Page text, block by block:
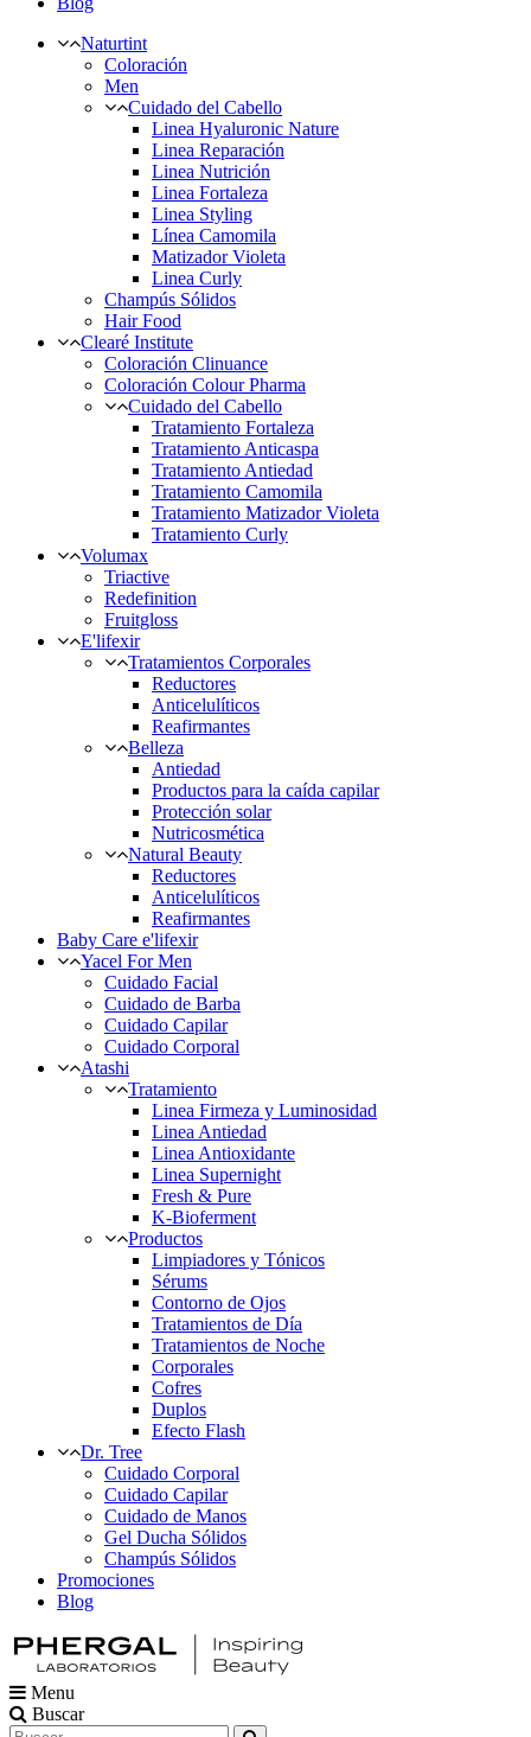
Naturtint
Coloración
Men
Cuidado del Cabello
Linea Hyaluronic Nature
Linea Reparación
Linea Nutrición
Linea Fortaleza
Linea Styling
Línea Camomila
Matizador Violeta
Linea Curly
Champús Sólidos
Hair Food
Clearé Institute
Coloración Clinuance
Coloración Colour Pharma
Cuidado del Cabello
Tratamiento Fortaleza
Tratamiento Anticaspa
Tratamiento Antiedad
Tratamiento Camomila
Tratamiento Matizador Violeta
Tratamiento Curly
Volumax
Triactive
Redefinition
Fruitgloss
E'lifexir
Tratamientos Corporales
Reductores
Anticelulíticos
Reafirmantes
Belleza
Antiedad
Productos para la caída capilar
Protección solar
Nutricosmética
Natural Beauty
Reductores
Anticelulíticos
Reafirmantes
Baby Care e'lifexir
Yacel For Men
Cuidado Facial
Cuidado de Barba
Cuidado Capilar
Cuidado Corporal
Atashi
Tratamiento
Linea Firmeza y Luminosidad
Linea Antiedad
Linea Antioxidante
Linea Supernight
Fresh & Pure
K-Bioferment
Productos
Limpiadores y Tónicos
Sérums
Contorno de Ojos
Tratamientos de Día
Tratamientos de Noche
Corporales
Cofres
Duplos
Efecto Flash
Dr. Tree
Cuidado Corporal
Cuidado Capilar
Cuidado de Manos
Gel Ducha Sólidos
Champús Sólidos
Promociones
Blog
Menu
Buscar